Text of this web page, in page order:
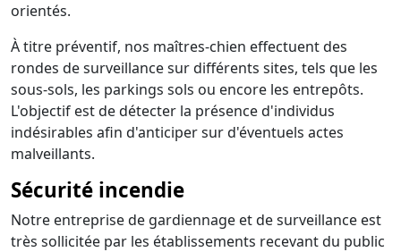
orientés.
À titre préventif, nos maîtres-chien effectuent des
rondes de surveillance sur différents sites, tels que les
sous-sols, les parkings sols ou encore les entrepôts.
L'objectif est de détecter la présence d'individus
indésirables afin d'anticiper sur d'éventuels actes
malveillants.
Sécurité incendie
Notre entreprise de gardiennage et de surveillance est
très sollicitée par les établissements recevant du public